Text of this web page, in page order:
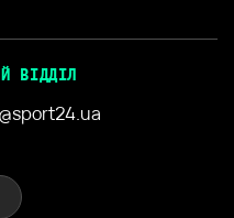
ВІДДІЛ